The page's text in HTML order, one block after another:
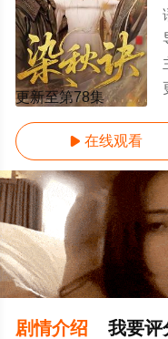
更新至第78集
 在线观看
剧情介绍 我要评